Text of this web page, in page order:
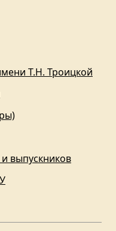
Т.Н. Троицкой
и выпускников